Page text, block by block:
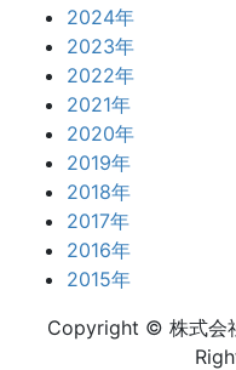
2024年
2023年
2022年
2021年
2020年
2019年
2018年
2017年
2016年
2015年
Copyright © 株式会